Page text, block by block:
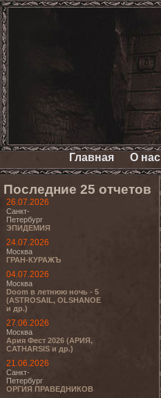
Главная О нас
Последние 25 отчетов
26.07.2026
Санкт-
Петербург
ЭПИДЕМИЯ
24.07.2026
Москва
ГРАН-КУРАЖЪ
04.07.2026
Москва
Doom в летнюю ночь - 5
(ASTROSAIL, OLSHANOE
и др.)
27.06.2026
Москва
Ария Фест 2026 (АРИЯ,
CATHARSIS и др.)
21.06.2026
Санкт-
Петербург
ОРГИЯ ПРАВЕДНИКОВ